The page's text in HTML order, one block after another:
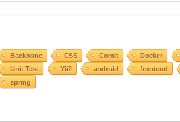
Backbone CSS Comit
Docker
Unit Test
Yii2 android
frontend
spring